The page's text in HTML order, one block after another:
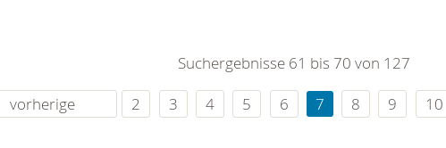
rund um die Uhr
Suchergebnisse 61 bis 70 von 127
vorherige
2 3 4 5 6 7 8 9 10